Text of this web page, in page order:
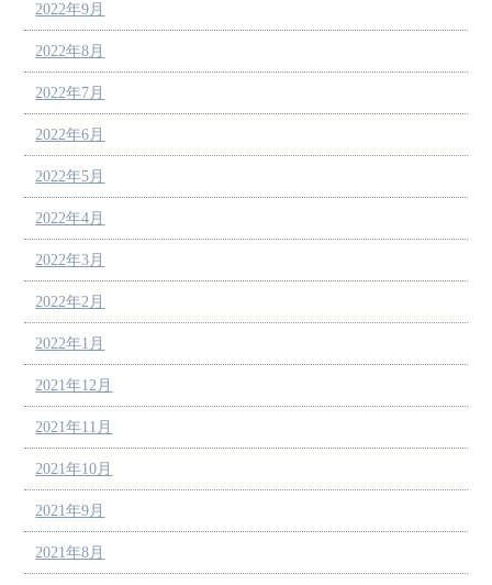
2022年9月
2022年8月
2022年7月
2022年6月
2022年5月
2022年4月
2022年3月
2022年2月
2022年1月
2021年12月
2021年11月
2021年10月
2021年9月
2021年8月